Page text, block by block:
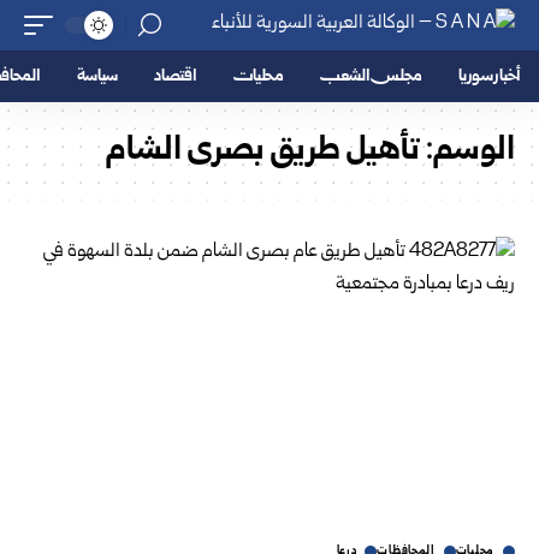
أخبار سوريا مجلس الشعب محليات اقتصاد سياسة
الوسم:تأهيل طريق بصرى الشام